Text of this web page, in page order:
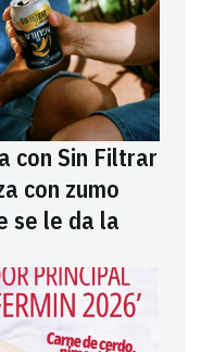
con Sin Filtrar
con zumo
se le da la